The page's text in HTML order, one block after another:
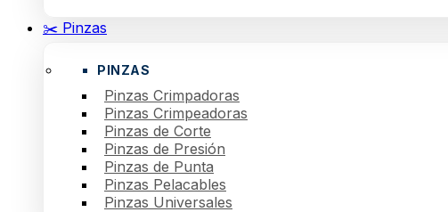
✂️ Pinzas
PINZAS
Pinzas Crimpadoras
Pinzas Crimpeadoras
Pinzas de Corte
Pinzas de Presión
Pinzas de Punta
Pinzas Pelacables
Pinzas Universales